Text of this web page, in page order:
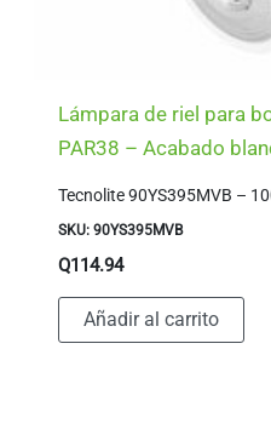
Lámpara de riel para
PAR38 – Acabado
Tecnolite 90YS395MVB –
SKU: 90YS395MVB
Q114.94
Añadir al carrito